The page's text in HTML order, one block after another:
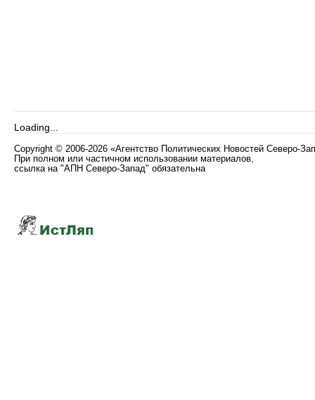
Loading...
Copyright © 2006-2026 «Агентство Политических Новостей Северо-
При полном или частичном использовании материалов,
ссылка на "АПН Северо-Запад" обязательна